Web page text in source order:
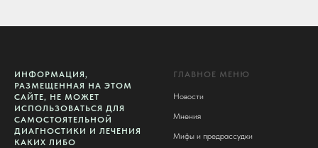
ИНФОРМАЦИЯ,
РАЗМЕЩЕННАЯ НА ЭТОМ
САЙТЕ, НЕ МОЖЕТ
ИСПОЛЬЗОВАТЬСЯ ДЛЯ
САМОСТОЯТЕЛЬНОЙ
ДИАГНОСТИКИ И ЛЕЧЕНИЯ
КАКИХ ЛИБО
ГЛАВНОЕ МЕНЮ
Новости
Мнения
Мифы и предрассудки